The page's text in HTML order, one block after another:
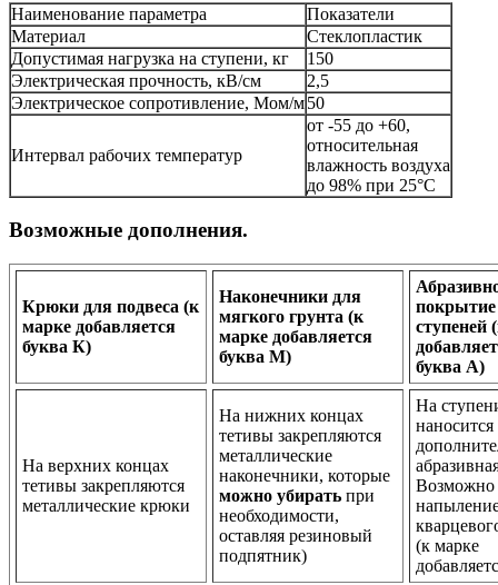
Наименование параметра
Показатели
Материал
Стеклопластик
Допустимая нагрузка на ступени, кг
150
Электрическая прочность, кВ/см
2,5
Электрическое сопротивление, Мом/м50
Интервал рабочих температур
от -55 до +60,
относительная
влажность воздуха
до 98% при 25°С
Возможные дополнения.
Крюки для подвеса (к
марке добавляется
буква К)
Наконечники для
мягкого грунта (к
марке добавляется
буква М)
покрытие
ступеней
буква А)
На верхних концах
тетивы закрепляются
металлические крюки
На нижних концах
тетивы закрепляются
металлические
наконечники, которые
можно убирать при
необходимости,
оставляя резиновый
подпятник)
На
наносится
Возможно
(к марке